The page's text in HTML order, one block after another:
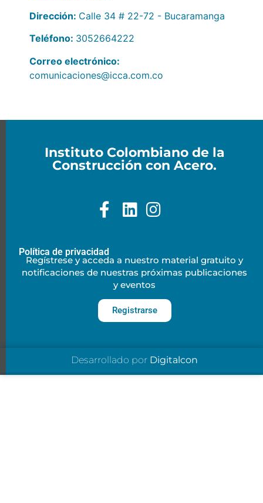
Dirección: Calle 34 # 22-72 - Bucaramanga
Teléfono: 3052664222
Correo electrónico:
comunicaciones@icca.com.co
Instituto Colombiano de la
Construcción con Acero.
Política de privacidad
Regístrese y acceda a nuestro material gratuito y
notificaciones de nuestras próximas publicaciones
y eventos
Registrarse
Desarrollado por Digitalcon